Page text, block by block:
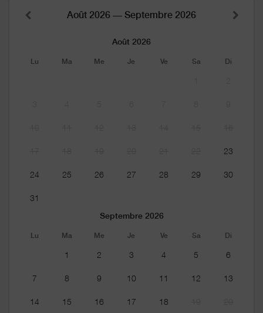
Août 2026 — Septembre 2026
Août 2026
Lu Ma Me Je Ve Sa Di
23
24 25 26 27 28 29 30
31
Septembre 2026
Lu Ma Me Je Ve Sa Di
1 2 3 4 5 6
7 8 9 10 11 12 13
14 15 16 17 18